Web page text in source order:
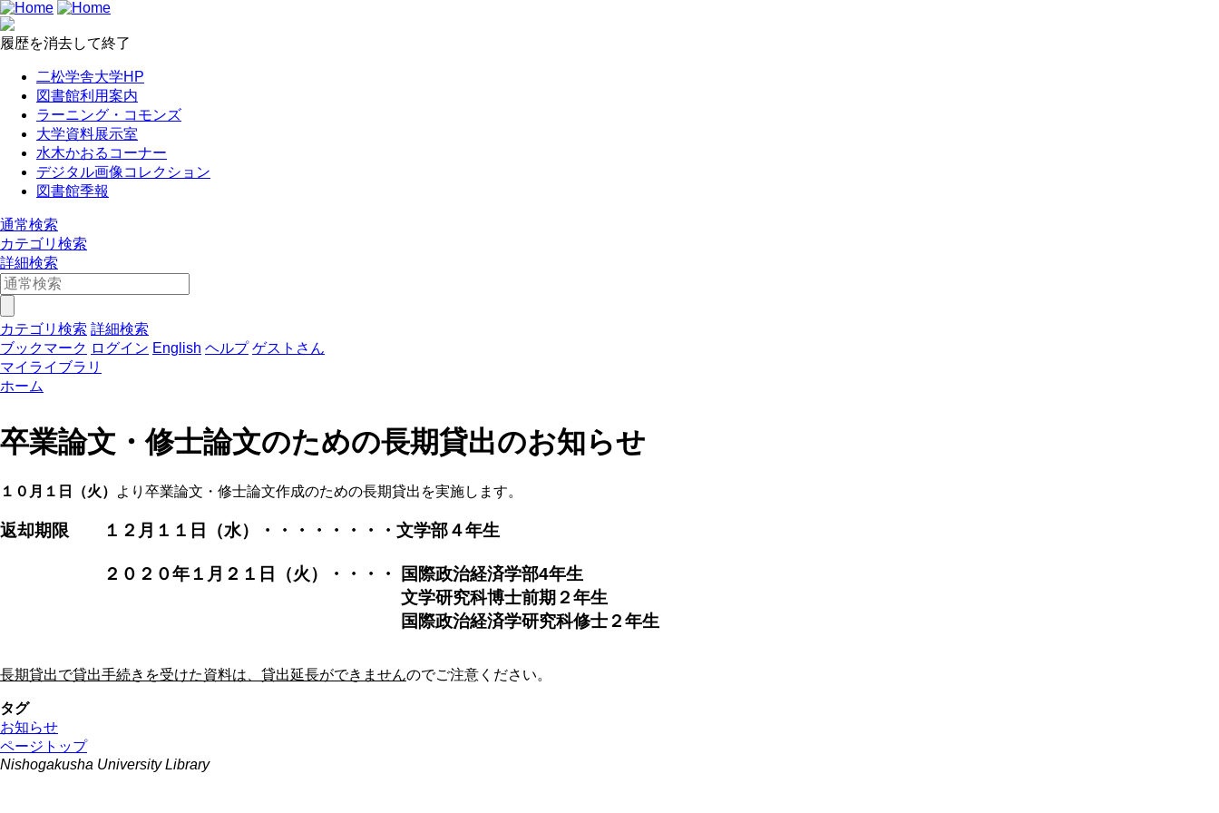
履歴を消去して終了
二松学舎大学HP
図書館利用案内
ラーニング・コモンズ
大学資料展示室
水木かおるコーナー
デジタル画像コレクション
図書館季報
通常検索
カテゴリ検索
詳細検索
カテゴリ検索 詳細検索
ブックマーク ログイン English ヘルプ ゲストさん
マイライブラリ
ホーム
卒業論文・修士論文のための長期貸出のお知らせ
１０月１日（火） より卒業論文・修士論文作成のための長期貸出を実施します。
返却期限 １２月１１日（水）・・・・・・・・文学部４年生
２０２０年１月２１日（火）・・・・ 国際政治経済学部4年生
文学研究科博士前期２年生
国際政治経済学研究科修士２年生
長期貸出で貸出手続きを受けた資料は、貸出延長ができませんのでご注意ください。
タグ
お知らせ
ページトップ
Nishogakusha University Library